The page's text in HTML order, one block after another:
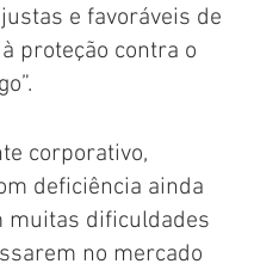
e favoráveis de
proteção contra o
corporativo,
deficiência ainda
muitas dificuldades
no mercado